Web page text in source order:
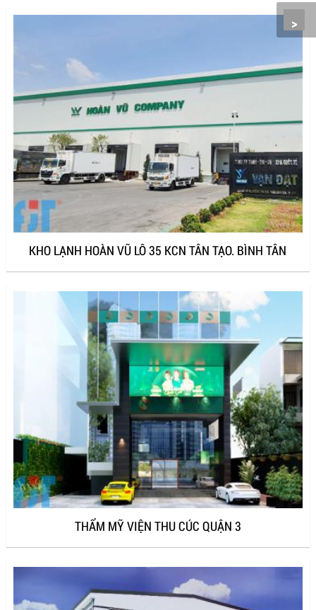
KHO LẠNH HOÀN VŨ LÔ 35 KCN TÂN TẠO. BÌNH TÂN
THẨM MỸ VIỆN THU CÚC QUẬN 3
>